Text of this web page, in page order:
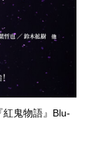
鬼物語』Blu-